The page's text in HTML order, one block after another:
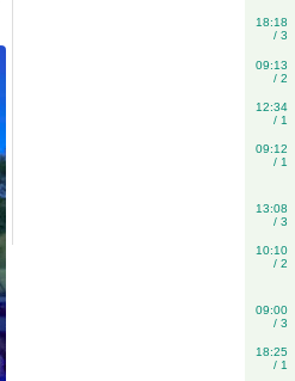
18:18
/ 3
09:13
/ 2
12:34
/ 1
09:12
/ 1
13:08
/ 3
10:10
/ 2
09:00
/ 3
18:25
/ 1